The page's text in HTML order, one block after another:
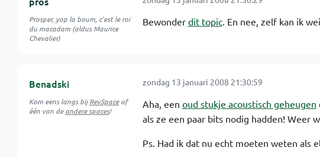
Prosper, yop la boum, c'est le roi
du macadam (aldus Maurice
Chevalier)
Bewonder dit topic. En nee, zelf kan ik
Benadski
Kom eens langs bijRevSpaceof
één van deandere spaces!
zondag 13 januari 2008 21:30:59
Aha, een oud stukje acoustisch geheugen
als ze een paar bits nodig hadden! Weer
Ps. Had ik dat nu echt moeten weten als